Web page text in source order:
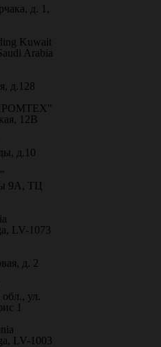
д. 1,
Kuwait
Arabia
д.128
12В
д.10
9А, ТЦ
LV-1073
д. 2
ул.
1
LV-1003